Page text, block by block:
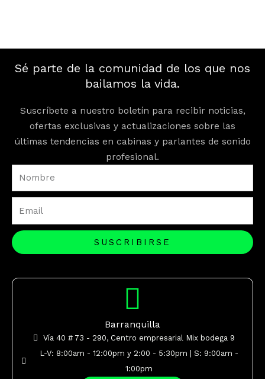
Sé parte de la comunidad de los que nos
bailamos la vida.
Suscríbete a nuestro boletín para recibir noticias,
ofertas exclusivas y actualizaciones sobre las
últimas tendencias en cabinas y parlantes de sonido
profesional.
Nombre
SUSCRIBIRSE
Barranquilla
Vía 40 # 73 - 290, Centro empresarial Mix bodega 9
L-V: 8:00am - 12:00pm y 2:00 - 5:30pm | S: 9:00am -
1:00pm